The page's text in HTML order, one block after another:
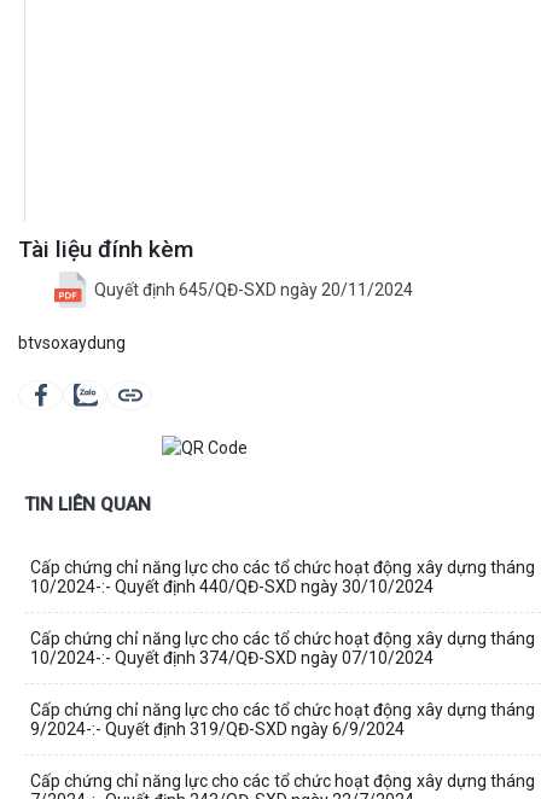
Tài liệu đính kèm
Quyết định 645/QĐ-SXD ngày 20/11/2024
btvsoxaydung
TIN LIÊN QUAN
Cấp chứng chỉ năng lực cho các tổ chức hoạt động xây dựng tháng
10/2024-:- Quyết định 440/QĐ-SXD ngày 30/10/2024
Cấp chứng chỉ năng lực cho các tổ chức hoạt động xây dựng tháng
10/2024-:- Quyết định 374/QĐ-SXD ngày 07/10/2024
Cấp chứng chỉ năng lực cho các tổ chức hoạt động xây dựng tháng
9/2024-:- Quyết định 319/QĐ-SXD ngày 6/9/2024
Cấp chứng chỉ năng lực cho các tổ chức hoạt động xây dựng tháng